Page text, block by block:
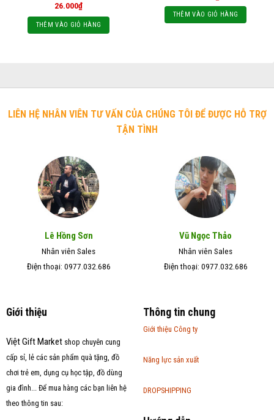
26.000₫
THÊM VÀO GIỎ HÀNG
THÊM VÀO GIỎ HÀNG
LIÊN HỆ NHÂN VIÊN TƯ VẤN CỦA CHÚNG TÔI ĐỂ ĐƯỢC HỖ TRỢ
TẬN TÌNH
Lê Hồng Sơn
Nhân viên Sales
Điện thoại: 0977.032.686
Vũ Ngọc Thảo
Nhân viên Sales
Điện thoại: 0977.032.686
Giới thiệu
Việt Gift Marketshop chuyên cung
cấp sỉ, lẻ các sản phẩm quà tặng, đồ
chơi trẻ em, dụng cụ học tập, đồ dùng
gia đình... Để mua hàng các bạn liên hệ
theo thông tin sau:
Thông tin chung
Giới thiệu Công ty
Năng lực sản xuất
DROPSHIPPING